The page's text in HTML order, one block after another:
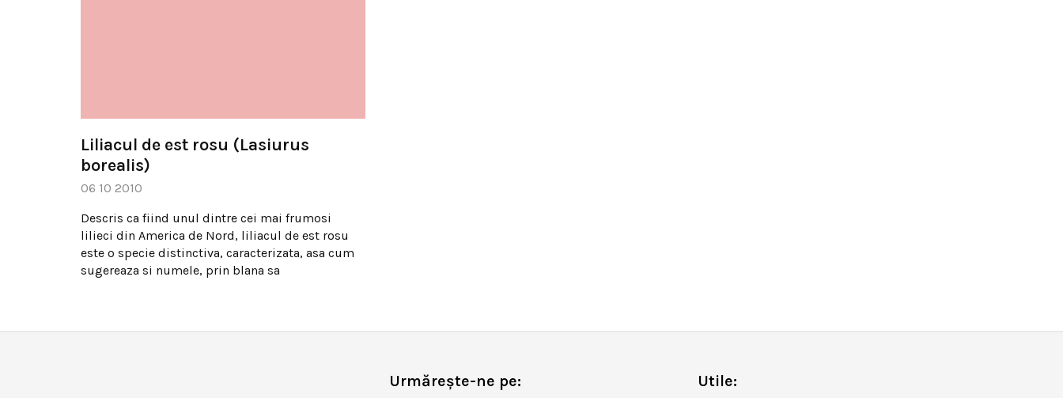
Liliacul de est rosu (Lasiurus
borealis)
06 10 2010
Descris ca fiind unul dintre cei mai frumosi
lilieci din America de Nord, liliacul de est rosu
este o specie distinctiva, caracterizata, asa cum
sugereaza si numele, prin blana sa
Urmărește-ne pe: Utile: